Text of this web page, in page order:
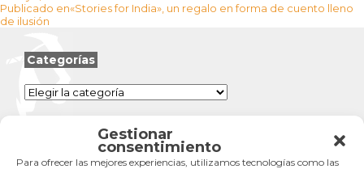
Gestionar
consentimiento
Para ofrecer las mejores experiencias, utilizamos tecnologías como las
el
completo
Navegación
de
Publicado en«Stories for India», un regalo en forma de cuento lleno
de ilusión
Categorías
Categorías